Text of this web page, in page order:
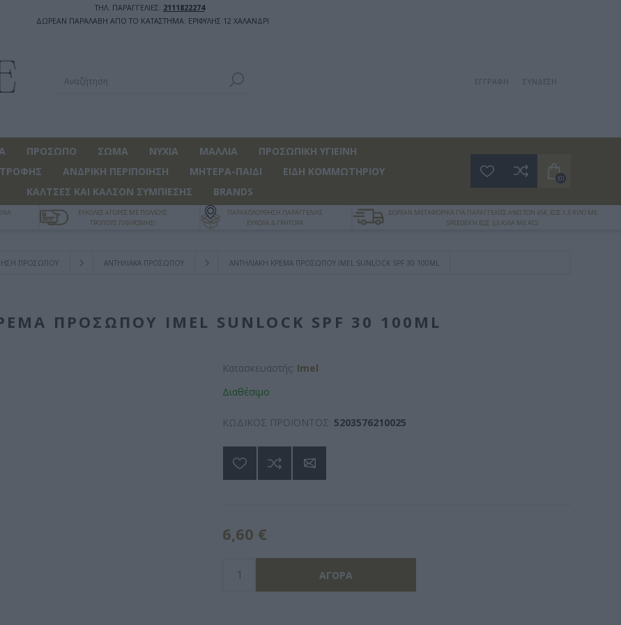
ΤΗΛ. ΠΑΡΑΓΓΕΛΙΕΣ: 2111822274
ΔΩΡΕΑΝ ΠΑΡΑΛΑΒΗ ΑΠΟ ΤΟ ΚΑΤΑΣΤΗΜΑ: ΕΡΙΦΥΛΗΣ 12 ΧΑΛΑΝΔΡΙ
ΕΓΓΡΑΦΉ ΣΎΝΔΕΣΗ
ΠΡΟΣΩΠΟ ΣΩΜΑ ΝΥΧΙΑ ΜΑΛΛΙΑ
ΠΡΟΣΩΠΙΚΗ ΥΓΙΕΙΝΗ
ΑΝΔΡΙΚΗ ΠΕΡΙΠΟΙΗΣΗ ΜΗΤΕΡΑ-ΠΑΙΔΙ
ΕΙΔΗ ΚΟΜΜΩΤΗΡΙΟΥ
ΚΑΛΤΣΕΣ ΚΑΙ ΚΑΛΣΟΝ ΣΥΜΠΙΕΣΗΣ
BRANDS
(0)
ΕΥΚΟΛΕΣ ΑΓΟΡΕΣ ΜΕ ΠΟΛΛΟΥΣ
ΤΡΟΠΟΥΣ ΠΛΗΡΩΜΗΣ!
ΠΑΡΑΚΟΛΟΥΘΗΣΗ ΠΑΡΑΓΓΕΛΙΑΣ
ΕΥΚΟΛΑ & ΓΡΗΓΟΡΑ
ΔΩΡΕΑΝ ΜΕΤΑΦΟΡΙΚΑ ΓΙΑ ΠΑΡΑΓΓΕΛΙΕΣ ΑΝΩ ΤΩΝ 45€, ΕΩΣ 1,5 ΚΙΛΟ ΜΕ
SPEEDEX Ή ΕΩΣ 3,5 ΚΙΛΑ ΜΕ ACS
ΠΡΟΣΩΠΟΥ ΑΝΤΗΛΙΑΚΑ ΠΡΟΣΩΠΟΥ ΑΝΤΗΛΙΑΚΉ ΚΡΈΜΑ ΠΡΟΣΏΠΟΥ IMEL SUNLOCK SPF 30 100ML
ΠΡΟΣΏΠΟΥ IMEL SUNLOCK SPF 30 100ML
Κατασκευαστής: Imel
Διαθέσιμο
ΚΩΔΙΚΟΣ ΠΡΟΪΟΝΤΟΣ: 5203576210025
6,60 €